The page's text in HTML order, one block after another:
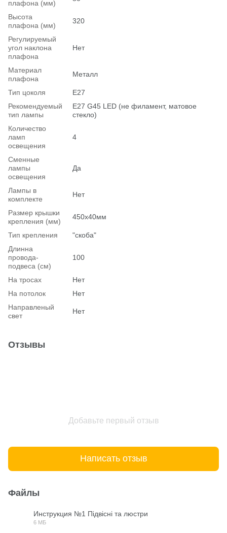
плафона (мм)
Высота
плафона (мм)
320
Регулируемый
угол наклона
плафона
Нет
Материал
плафона
Металл
Тип цоколя
E27
Рекомендуемый
тип лампы
Е27 G45 LED (не филамент, матовое
стекло)
Количество
ламп
освещения
4
Сменные
лампы
освещения
Да
Лампы в
комплекте
Нет
Размер крышки
крепления (мм)
450х40мм
Тип крепления
"скоба"
Длинна
провода-
подвеса (см)
100
На тросах
Нет
На потолок
Нет
Hаправленый
свет
Нет
Отзывы
Добавьте первый отзыв
Написать отзыв
Файлы
Инструкция №1 Підвісні та люстри
6 МБ